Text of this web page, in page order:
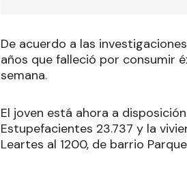
De acuerdo a las
años que falleció por consumir
semana.
El joven está ahora a
Estupefacientes 23.737 y la
Leartes al 1200, de barrio